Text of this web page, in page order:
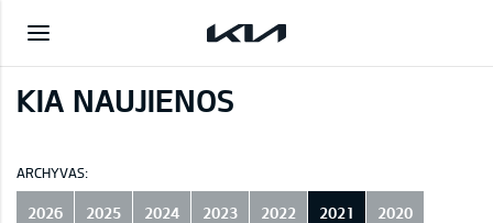
KIA NAUJIENOS
ARCHYVAS:
2026 2025 2024 2023 2022 2021 2020